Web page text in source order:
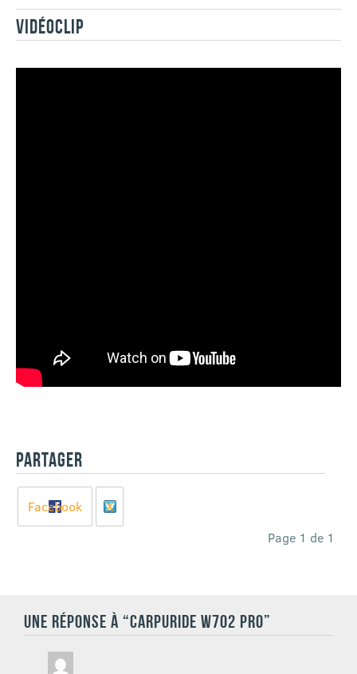
VIDÉOCLIP
PARTAGER
Facebook
X
Page 1 de 1
UNE RÉPONSE À “CARPURIDE W702 PRO”